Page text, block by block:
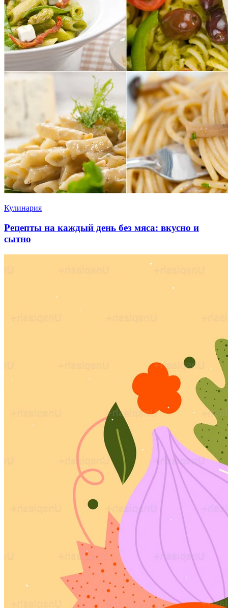
Кулинария
Рецепты на каждый день без мяса: вкусно и
сытно